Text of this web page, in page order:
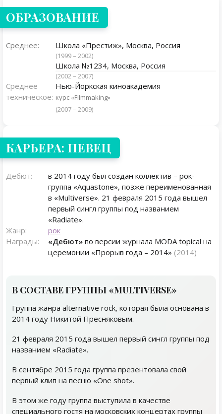
ОБРАЗОВАНИЕ
Среднее: Школа «Престиж», Москва, Россия
(1999 – 2002)
Школа №1234, Москва, Россия
(2002 – 2007)
Среднее
техническое:
Нью-Йоркская киноакадемия
курс «Filmmaking»
(2007 – 2009)
КАРЬЕРА: ПЕВЕЦ
Дебют:
в 2014 году был создан коллектив – рок-
группа «Aquastone», позже переименованная
в «Multiverse». 21 февраля 2015 года вышел
первый сингл группы под названием
«Radiate».
Жанр:
рок
Награды:
«Дебют» по версии журнала MODA topical на
церемонии «Прорыв года – 2014» (2014)
В СОСТАВЕ ГРУППЫ «MULTIVERSE»
Группа жанра alternative rock, которая была основана в
2014 году Никитой Пресняковым.
21 февраля 2015 года вышел первый сингл группы под
названием «Radiate».
В сентябре 2015 года группа презентовала свой
первый клип на песню «One shot».
В этом же году группа выступила в качестве
специального гостя на московских концертах группы